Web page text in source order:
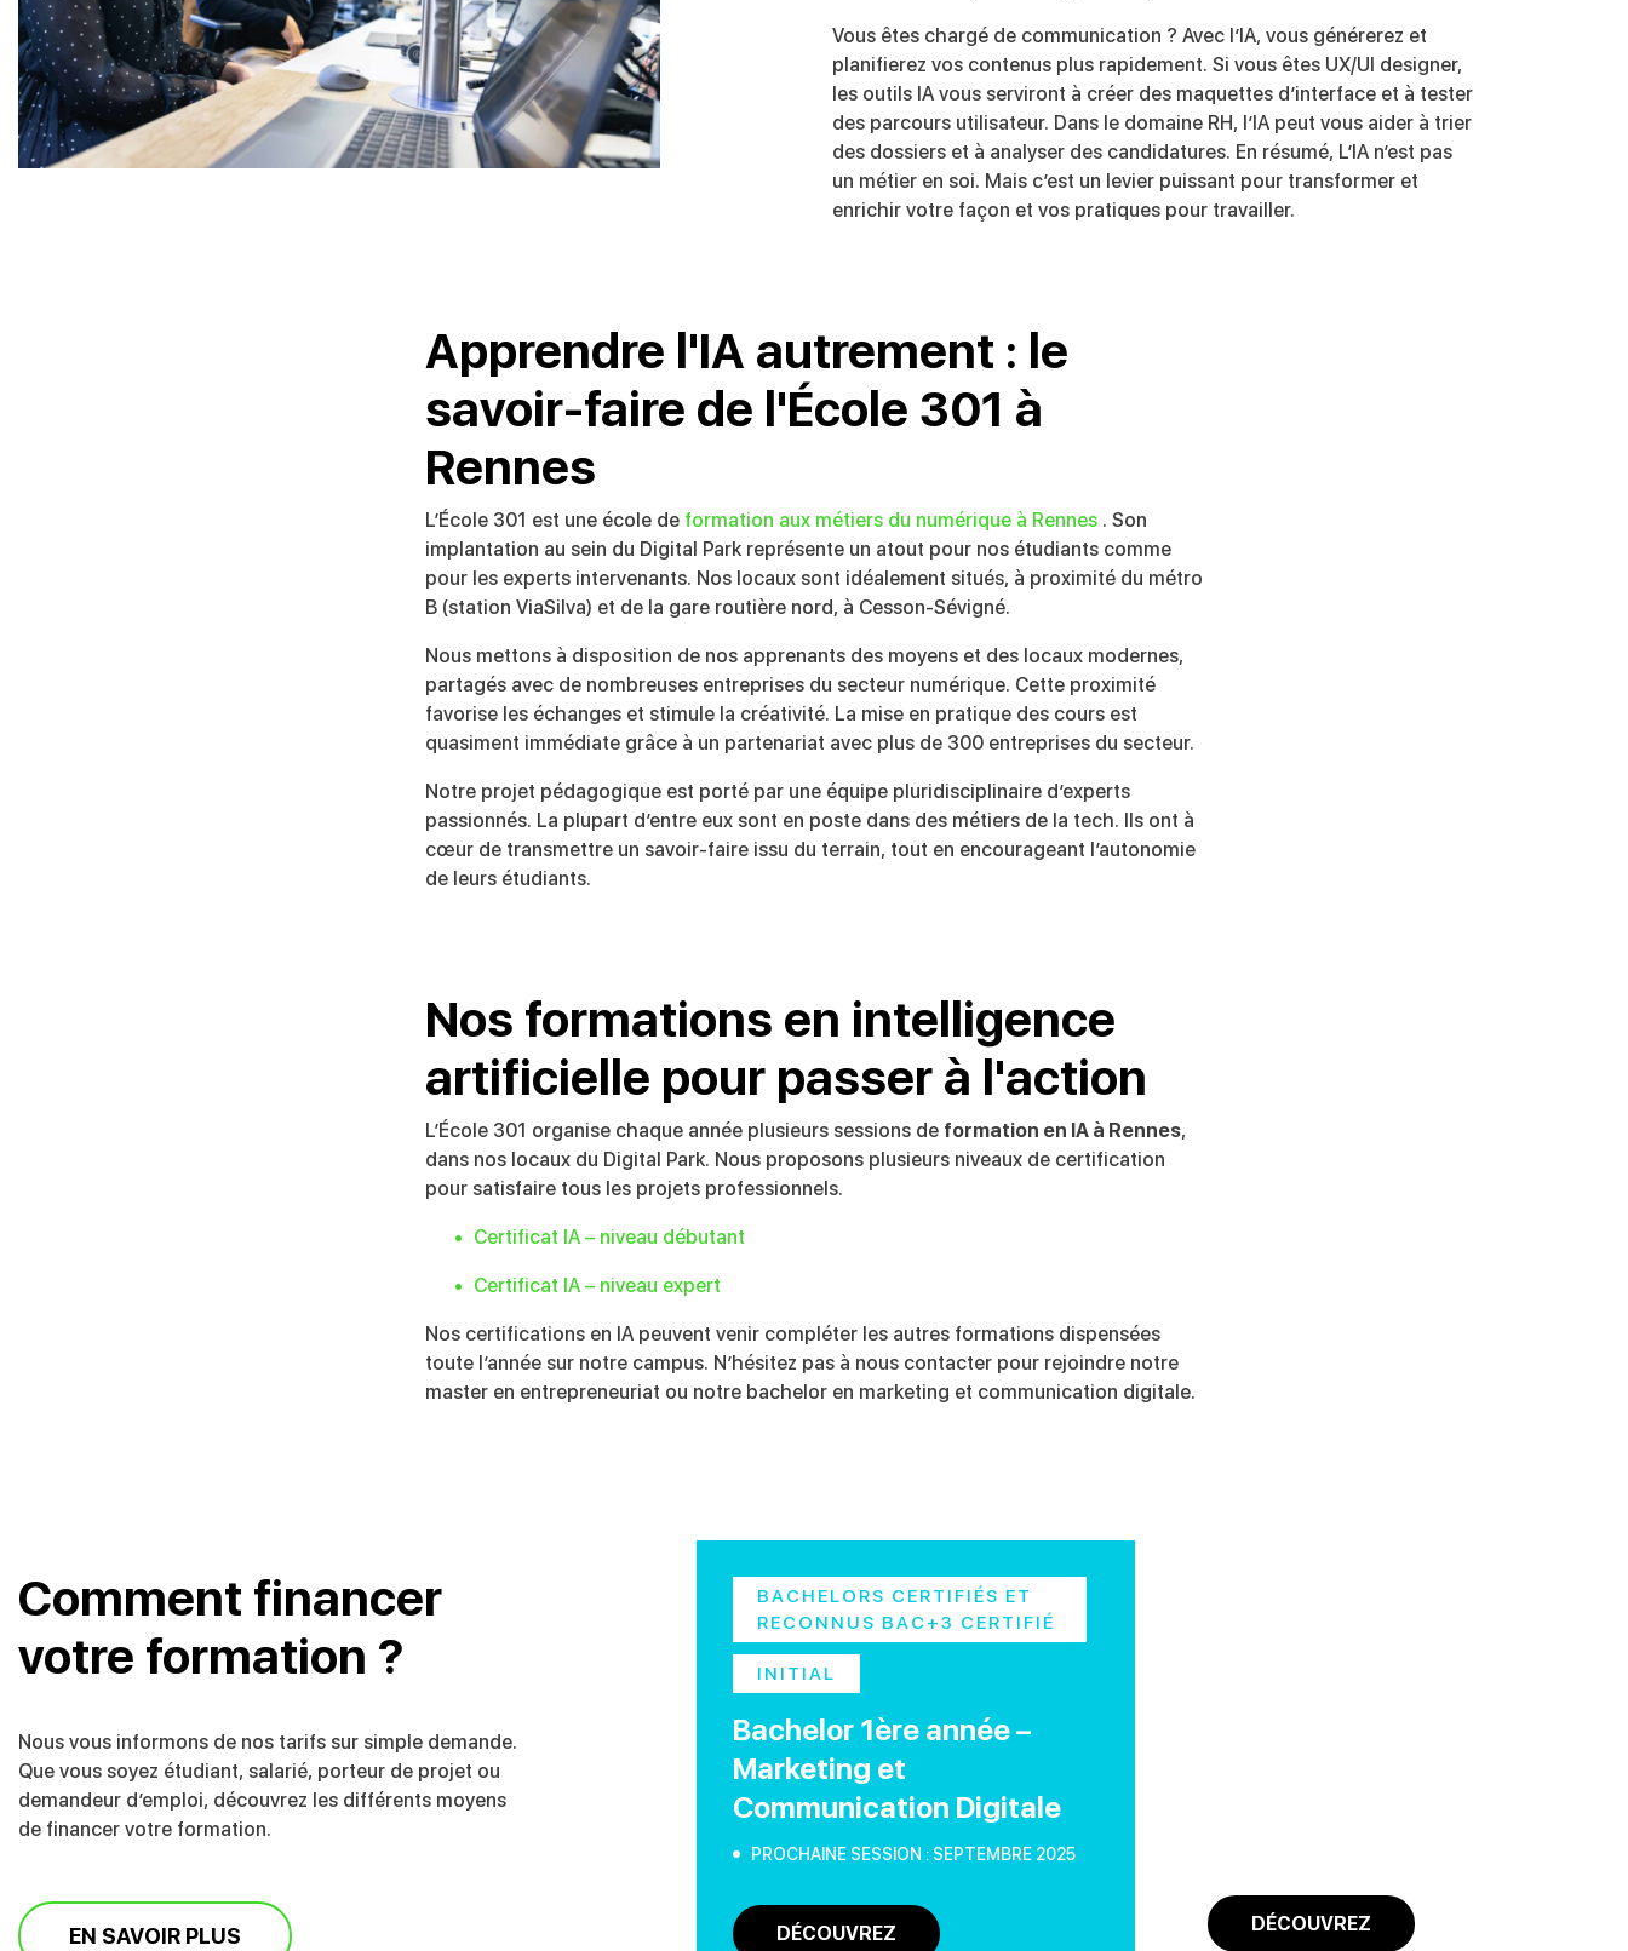
Vous êtes chargé de communication ? Avec l’IA, vous générerez et
planifierez vos contenus plus rapidement. Si vous êtes UX/UI designer,
les outils IA vous serviront à créer des maquettes d’interface et à tester
des parcours utilisateur. Dans le domaine RH, l’IA peut vous aider à trier
des dossiers et à analyser des candidatures. En résumé, L’IA n’est pas
un métier en soi. Mais c’est un levier puissant pour transformer et
enrichir votre façon et vos pratiques pour travailler.
Apprendre l'IA autrement : le
savoir-faire de l'École 301 à
Rennes
L’École 301 est une école de formation aux métiers du numérique à Rennes . Son
implantation au sein du Digital Park représente un atout pour nos étudiants comme
pour les experts intervenants. Nos locaux sont idéalement situés, à proximité du métro
B (station ViaSilva) et de la gare routière nord, à Cesson-Sévigné.
Nous mettons à disposition de nos apprenants des moyens et des locaux modernes,
partagés avec de nombreuses entreprises du secteur numérique. Cette proximité
favorise les échanges et stimule la créativité. La mise en pratique des cours est
quasiment immédiate grâce à un partenariat avec plus de 300 entreprises du secteur.
Notre projet pédagogique est porté par une équipe pluridisciplinaire d’experts
passionnés. La plupart d’entre eux sont en poste dans des métiers de la tech. Ils ont à
cœur de transmettre un savoir-faire issu du terrain, tout en encourageant l’autonomie
de leurs étudiants.
Nos formations en intelligence
artificielle pour passer à l'action
L’École 301 organise chaque année plusieurs sessions de formation en IA à Rennes,
dans nos locaux du Digital Park. Nous proposons plusieurs niveaux de certification
pour satisfaire tous les projets professionnels.
Certificat IA – niveau débutant
Certificat IA – niveau expert
Nos certifications en IA peuvent venir compléter les autres formations dispensées
toute l’année sur notre campus. N’hésitez pas à nous contacter pour rejoindre notre
master en entrepreneuriat ou notre bachelor en marketing et communication digitale.
Comment financer
votre formation ?
Nous vous informons de nos tarifs sur simple demande.
Que vous soyez étudiant, salarié, porteur de projet ou
demandeur d’emploi, découvrez les différents moyens
de financer votre formation.
EN SAVOIR PLUS
BACHELORS CERTIFIÉS ET
RECONNUS BAC+3 CERTIFIÉ
INITIAL
Bachelor 1ère année –
Marketing et
Communication Digitale
PROCHAINE SESSION : SEPTEMBRE 2025
DÉCOUVREZ DÉCOUVREZ